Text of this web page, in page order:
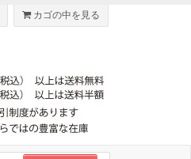
カゴの中を見る